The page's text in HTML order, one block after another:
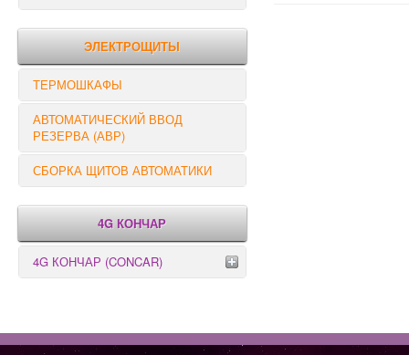
РЕЛЕ КОНТРОЛЯ
ЭЛЕКТРОЩИТЫ
ТЕРМОШКАФЫ
АВТОМАТИЧЕСКИЙ ВВОД
РЕЗЕРВА (АВР)
СБОРКА ЩИТОВ АВТОМАТИКИ
4G КОНЧАР
4G КОНЧАР (CONCAR)